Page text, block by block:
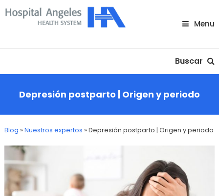
Skip
To
Menu
Buscar
Depresión postparto | Origen y periodo
Blog »Nuestros expertos »Depresión postparto | Origen y periodo